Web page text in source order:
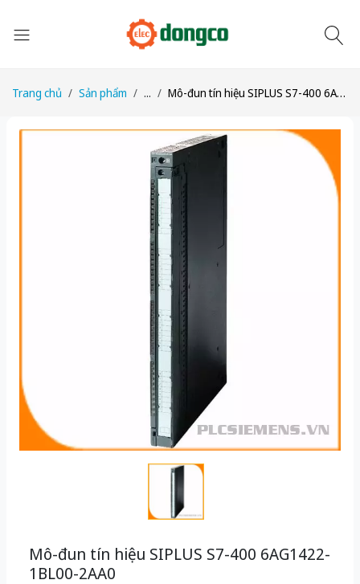
Trang chủ Sản phẩm ... Mô-đun tín hiệu SIPLUS S7-400 6AG1422-1BL00-2AA0
Mô-đun tín hiệu SIPLUS S7-400 6AG1422-
1BL00-2AA0